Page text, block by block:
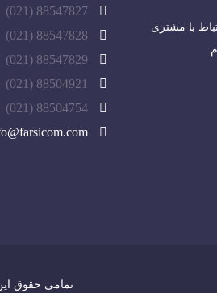
با مشتری
88547827 (021)
88547828 (021)
88547829 (021)
88504921 (021)
88504754 (021)
تمامی حقوق